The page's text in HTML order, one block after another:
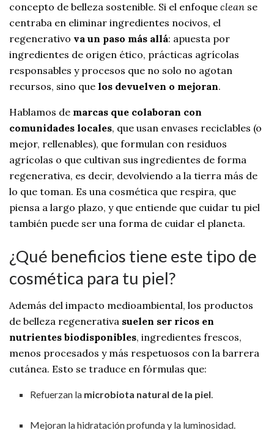
concepto de belleza sostenible. Si el enfoque clean se
centraba en eliminar ingredientes nocivos, el
regenerativo va un paso más allá: apuesta por
ingredientes de origen ético, prácticas agrícolas
responsables y procesos que no solo no agotan
recursos, sino que los devuelven o mejoran.
Hablamos de marcas que colaboran con
comunidades locales, que usan envases reciclables (o
mejor, rellenables), que formulan con residuos
agrícolas o que cultivan sus ingredientes de forma
regenerativa, es decir, devolviendo a la tierra más de
lo que toman. Es una cosmética que respira, que
piensa a largo plazo, y que entiende que cuidar tu piel
también puede ser una forma de cuidar el planeta.
¿Qué beneficios tiene este tipo de
cosmética para tu piel?
Además del impacto medioambiental, los productos
de belleza regenerativa suelen ser ricos en
nutrientes biodisponibles, ingredientes frescos,
menos procesados y más respetuosos con la barrera
cutánea. Esto se traduce en fórmulas que:
Refuerzan la microbiota natural de la piel.
Mejoran la hidratación profunda y la luminosidad.